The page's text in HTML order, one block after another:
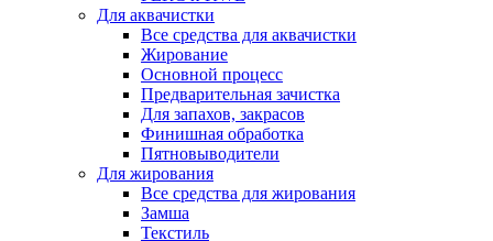
Для аквачистки
Все средства для аквачистки
Жирование
Основной процесс
Предварительная зачистка
Для запахов, закрасов
Финишная обработка
Пятновыводители
Для жирования
Все средства для жирования
Замша
Текстиль